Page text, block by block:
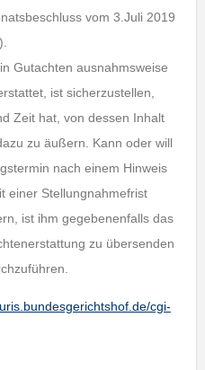
vom 3.Juli 2019
Gutachten ausnahmsweise
ist sicherzustellen,
Zeit hat, von dessen Inhalt
zu äußern. Kann oder will
nach einem Hinweis
einer Stellungnahmefrist
ist ihm gegebenenfalls das
zu übersenden
cgi-